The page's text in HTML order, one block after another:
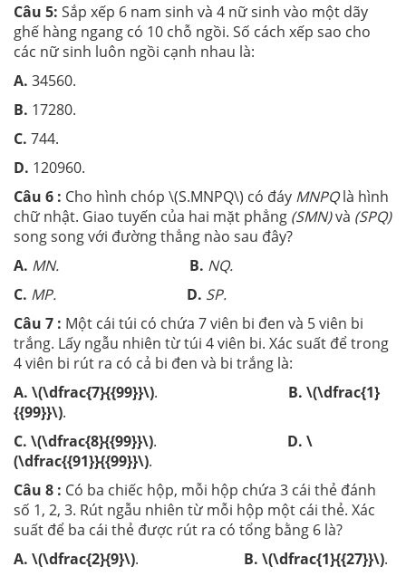
Câu 5: Sắp xếp 6 nam sinh và 4 nữ sinh vào một dãy
ghế hàng ngang có 10 chỗ ngồi. Số cách xếp sao cho
các nữ sinh luôn ngồi cạnh nhau là:
A. 34560.
B. 17280.
C. 744.
D. 120960.
Câu 6 : Cho hình chóp \(S.MNPQ\) có đáy MNPQlà hình
chữ nhật. Giao tuyến của hai mặt phẳng (SMN)và (SPQ)
song song với đường thẳng nào sau đây?
A. MN. B. NQ.
C. MP. D. SP.
Câu 7 : Một cái túi có chứa 7 viên bi đen và 5 viên bi
trắng. Lấy ngẫu nhiên từ túi 4 viên bi. Xác suất để trong
4 viên bi rút ra có cả bi đen và bi trắng là:
A. \(\dfrac{7}{{99}}\). B. \(\dfrac{1}
{{99}}\).
C. \(\dfrac{8}{{99}}\). D. \
(\dfrac{{91}}{{99}}\).
Câu 8 : Có ba chiếc hộp, mỗi hộp chứa 3 cái thẻ đánh
số 1, 2, 3. Rút ngẫu nhiên từ mỗi hộp một cái thẻ. Xác
suất để ba cái thẻ được rút ra có tổng bằng 6 là?
A. \(\dfrac{2}{9}\). B. \(\dfrac{1}{{27}}\).